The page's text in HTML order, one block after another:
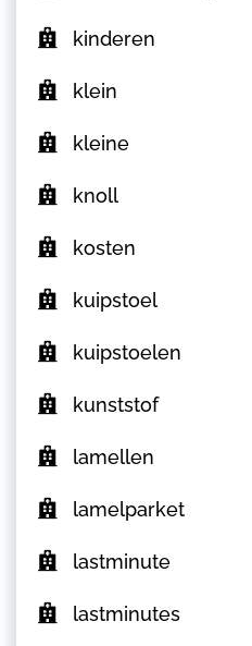
kinderen
klein
kleine
knoll
kosten
kuipstoel
kuipstoelen
kunststof
lamellen
lamelparket
lastminute
lastminutes